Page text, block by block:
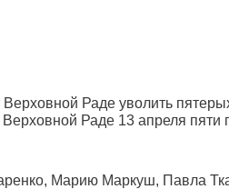
Раде уволить
Раде 13 апреля пяти
Марию Маркуш, Павла